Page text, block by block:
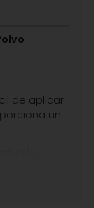
de aplicar
un